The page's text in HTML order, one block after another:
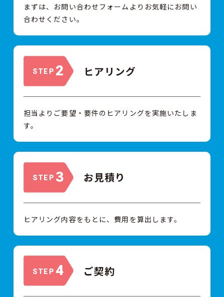
まずは、お問い合わせフォームよりお気軽にお問い
合わせください。
STEP 2 ヒアリング
担当よりご要望・要件のヒアリングを実施いたしま
す。
STEP 3 お見積り
ヒアリング内容をもとに、費用を算出します。
STEP 4 ご契約